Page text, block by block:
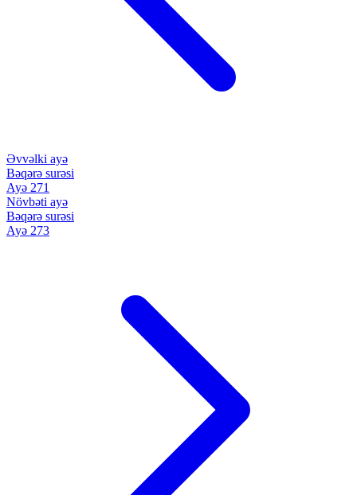
Əvvəlki ayə
Bəqərə surəsi
Ayə 271
Növbəti ayə
Bəqərə surəsi
Ayə 273